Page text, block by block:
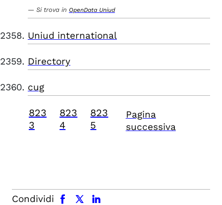
Si trova in OpenData Uniud
Uniud international
Directory
cug
823
3
823
4
823
5
Pagina
successiva
Condividi
facebook x.com linkedin